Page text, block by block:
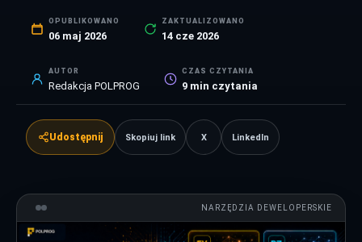
OPUBLIKOWANO
06 maj 2026
ZAKTUALIZOWANO
14 cze 2026
AUTOR
Redakcja POLPROG
CZAS CZYTANIA
9 min czytania
Udostępnij Skopiuj link X LinkedIn
NARZĘDZIA DEWELOPERSKIE